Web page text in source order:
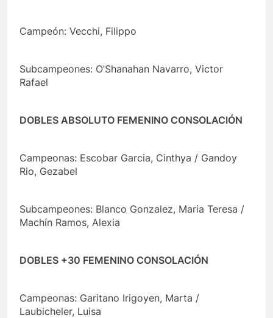
Campeón: Vecchi, Filippo
Subcampeones: O’Shanahan Navarro, Victor
Rafael
DOBLES ABSOLUTO FEMENINO CONSOLACIÓN
Campeonas: Escobar Garcia, Cinthya / Gandoy
Rio, Gezabel
Subcampeones: Blanco Gonzalez, Maria Teresa /
Machín Ramos, Alexia
DOBLES +30 FEMENINO CONSOLACIÓN
Campeonas: Garitano Irigoyen, Marta /
Laubicheler, Luisa